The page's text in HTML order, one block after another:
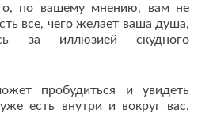
по вашему мнению, вам не
все, чего желает ваша душа,
за иллюзией скудного
пробудиться и увидеть
есть внутри и вокруг вас.